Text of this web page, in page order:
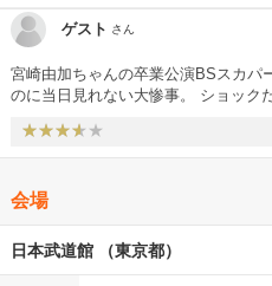
ゲスト さん
宮崎由加ちゃんの卒業公演BSスカパ
のに当日見れない大惨事。 ショック
会場
日本武道館 （東京都）